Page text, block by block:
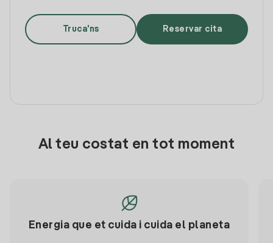
Truca'ns Reservar cita
Al teu costat en tot moment
Energia que et cuida i cuida el planeta